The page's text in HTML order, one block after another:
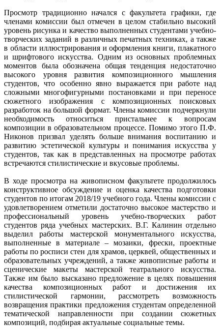
Просмотр традиционно начался с факультета графики, где
членами комиссии был отмечен в целом стабильно высокий
уровень рисунка и качество выполненных студентами учебно-
творческих заданий в различных печатных техниках, а также
в области иллюстрирования и оформления книги, плакатного
и шрифтового искусства. Одним из основных проблемных
моментов была обозначена общая тенденция недостаточно
высокого уровня развития композиционного мышления
студентов, что особенно явно выражается при работе над
сложными многофигурными постановками и при переносе
сюжетного изображения с композиционных поисковых
разработок на большой формат. Члены комиссии подчеркнули
необходимость относиться пристальнее к вопросам
композиции в образовательном процессе. Помимо этого П.Ф.
Никонов призвал уделять больше внимания воспитанию и
развитию эстетической культуры и понимания искусства у
студентов, так как в представленных на просмотре работах
встречаются стилистические и вкусовые проблемы.
В ходе просмотра на живописном факультете продолжилось
конструктивное обсуждение и оценка качества подготовки
студентов по итогам 2018/19 учебного года. Члены комиссии с
удовлетворением отметили достаточно высокое мастерство и
профессиональный уровень учебно-творческих работ
студентов ряда учебных мастерских. В.Г. Калинин отдельно
выделил работы мастерской монументального искусства,
выполненные в материале – мозаики, фрески, проектные
работы по росписи стен для храмов, церквей, общественных и
образовательных учреждений, а также живописные работы и
сценические макеты мастерской театрального искусства.
Также им было высказано предложение в целях повышения
качества композиционных работ и достижения их
стилистической гармонии, рассмотреть возможность
возвращения практики предложения студентам определенной
тематической направленности при создании сюжетных
композиций, подбирая актуальные социальные темы.